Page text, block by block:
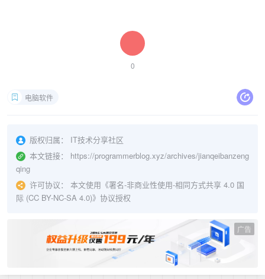
0
电脑软件
版权归属：
IT技术分享社区
本文链接：
https://programmerblog.xyz/archives/jianqeibanzeng
qing
许可协议：
本文使用《署名-非商业性使用-相同方式共享 4.0 国
际 (CC BY-NC-SA 4.0)》协议授权
广告